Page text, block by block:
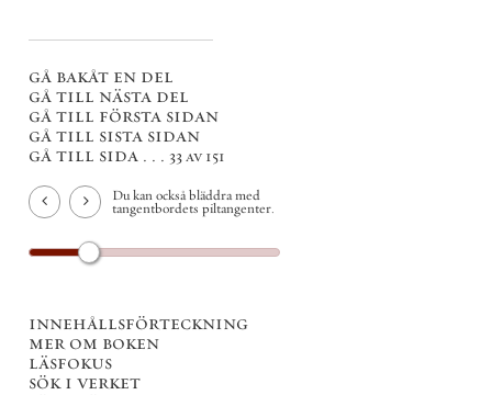
gå bakåt en del
gå till nästa del
gå till första sidan
gå till sista sidan
gå till sida . . . 33 av 151
Du kan också bläddra med
tangentbordets piltangenter.
innehållsförteckning
mer om boken
läsfokus
sök i verket